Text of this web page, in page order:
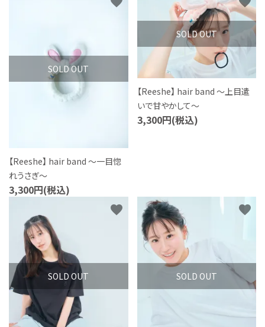
SOLD OUT
【Reeshe】 hair band ～一目惚
れうさぎ～
3,300円(税込)
SOLD OUT
【Reeshe】 hair band ～上目遣
いで甘やかして～
3,300円(税込)
SOLD OUT
favorite
SOLD OUT
favorite